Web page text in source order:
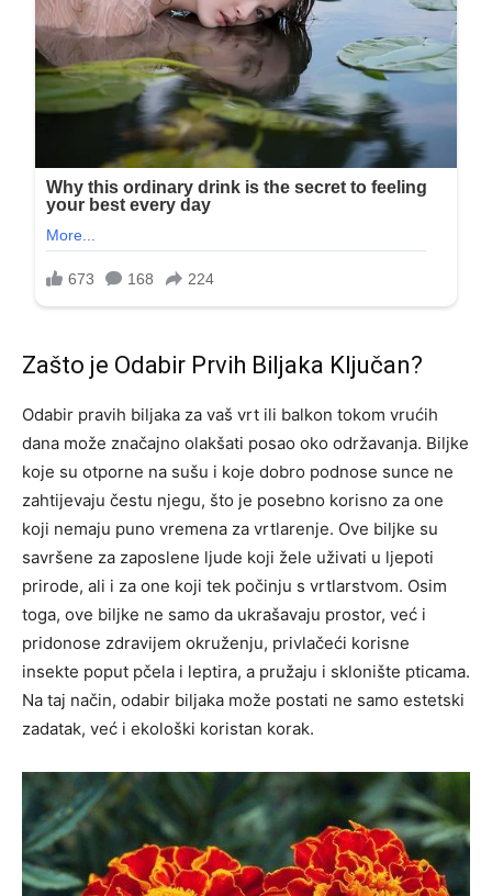
Zašto je Odabir Prvih Biljaka Ključan?
Odabir pravih biljaka za vaš vrt ili balkon tokom vrućih
dana može značajno olakšati posao oko održavanja. Biljke
koje su otporne na sušu i koje dobro podnose sunce ne
zahtijevaju čestu njegu, što je posebno korisno za one
koji nemaju puno vremena za vrtlarenje. Ove biljke su
savršene za zaposlene ljude koji žele uživati u ljepoti
prirode, ali i za one koji tek počinju s vrtlarstvom. Osim
toga, ove biljke ne samo da ukrašavaju prostor, već i
pridonose zdravijem okruženju, privlačeći korisne
insekte poput pčela i leptira, a pružaju i sklonište pticama.
Na taj način, odabir biljaka može postati ne samo estetski
zadatak, već i ekološki koristan korak.